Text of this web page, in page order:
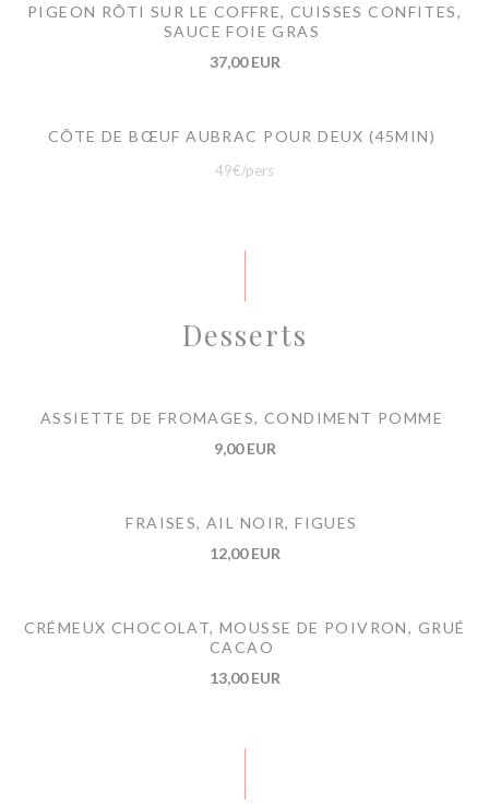
PIGEON RÔTI SUR LE COFFRE, CUISSES CONFITES,
SAUCE FOIE GRAS
37,00 EUR
CÔTE DE BŒUF AUBRAC POUR DEUX (45MIN)
49€/pers
Desserts
ASSIETTE DE FROMAGES, CONDIMENT POMME
9,00 EUR
FRAISES, AIL NOIR, FIGUES
12,00 EUR
CRÉMEUX CHOCOLAT, MOUSSE DE POIVRON, GRUÉ
CACAO
13,00 EUR